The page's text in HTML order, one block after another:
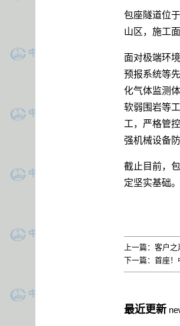
包座隧道位
山区，施工
面对极端环
预报系统等
化气体监测
软弱围岩等
工，严格管
强机械设备
截止目前，
定坚实基础
上一篇： 客户之
下一篇： 首座！
最近更新